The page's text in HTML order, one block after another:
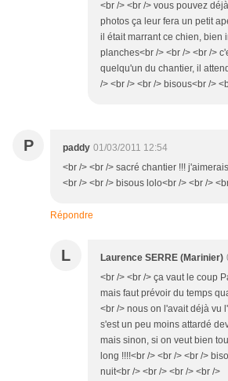
<br /> <br /> vous pouvez
photos ça leur fera un petit
il était marrant ce chien, bien
planches<br /> <br /> <br />
quelqu'un du chantier, il
/> <br /> <br /> bisous<br />
P paddy 01/03/2011 12:54
<br /> <br /> sacré chantier !!!
<br /> <br /> bisous lolo<br /> <br />
Répondre
L Laurence SERRE (Marinier)
<br /> <br /> ça vaut le coup
mais faut prévoir du temps
<br /> nous on l'avait déjà vu
s'est un peu moins attardé
mais sinon, si on veut bien
long !!!!<br /> <br /> <br />
nuit<br /> <br /> <br /> <br />